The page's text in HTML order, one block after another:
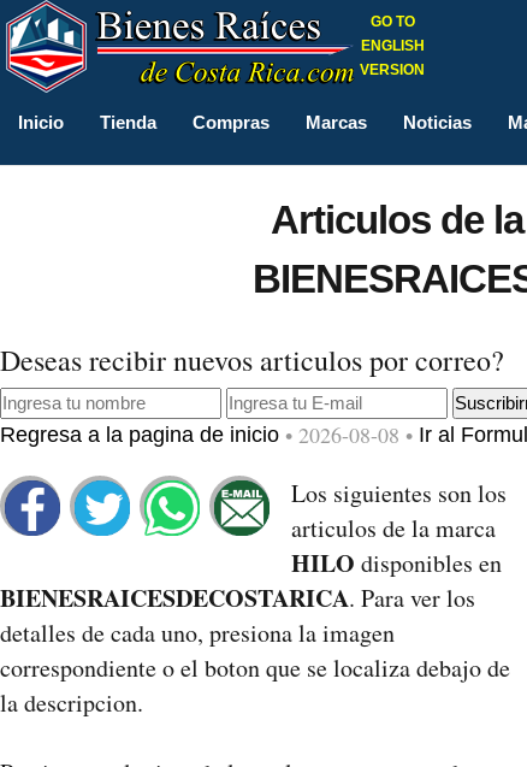
GO TO
ENGLISH
VERSION
Inicio Tienda Compras Marcas Noticias
Articulos de
Deseas recibir nuevos articulos por correo?
Regresa a la pagina de inicio • 2026-08-08 • Ir al
Los siguientes son los
articulos de la marca
HILO disponibles en
BIENESRAICESDECOSTARICA. Para ver los
detalles de cada uno, presiona la imagen
correspondiente o el boton que se localiza debajo de
la descripcion.